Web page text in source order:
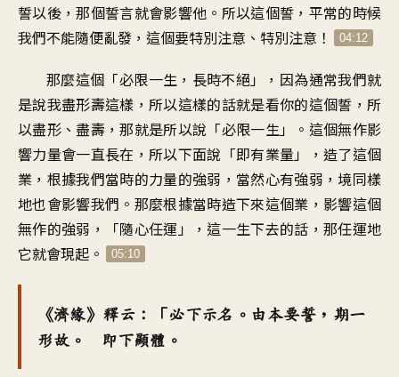
誓以後，那個誓言就會影響他。所以這個誓，平常的時候
我們不能隨便亂發，這個要特別注意、特別注意！
04:12
那麼這個「必限一生，長時不絕」，因為通常我們就
是說我盡形壽這樣，所以這樣的話就是看你的這個誓，所
以盡形、盡壽，那就是所以說「必限一生」。這個無作影
響力量會一直長在，所以下面說「即有業量」，造了這個
業，根據我們當時的力量的強弱，當然心有強弱，境同樣
地也會影響我們。那麼根據當時造下來這個業，影響這個
無作的強弱，「隨心任運」，這一生下去的話，那任運地
它就會現起。
05:10
《濟緣》釋云：「必下示名。由本要誓，期一
形故。 即下顯體。